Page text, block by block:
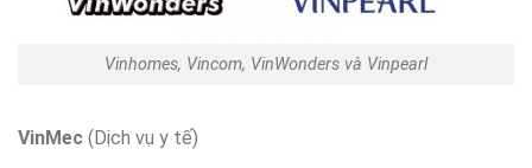
Vinhomes, Vincom, VinWonders và Vinpearl
VinMec (Dịch vụ y tế)